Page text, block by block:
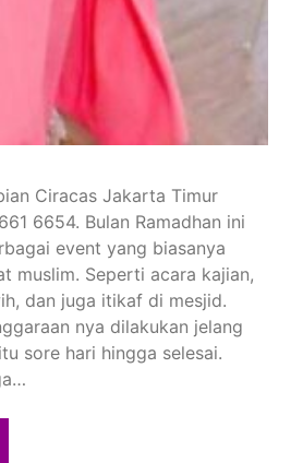
Ciracas Jakarta Timur
6654. Bulan Ramadhan ini
event yang biasanya
muslim. Seperti acara kajian,
dan juga itikaf di mesjid.
nya dilakukan jelang
sore hari hingga selesai.